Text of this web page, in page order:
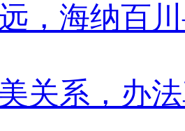
，海纳百
关系，办